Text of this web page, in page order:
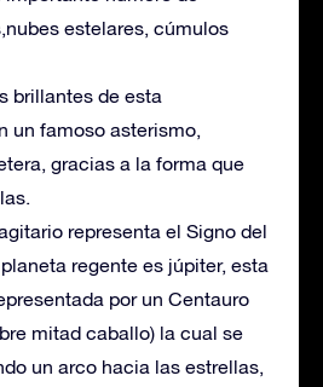
estelares, cúmulos
brillantes de esta
un famoso asterismo,
gracias a la forma que
representa el Signo del
regente es júpiter, esta
por un Centauro
mitad caballo) la cual se
un arco hacia las estrellas,